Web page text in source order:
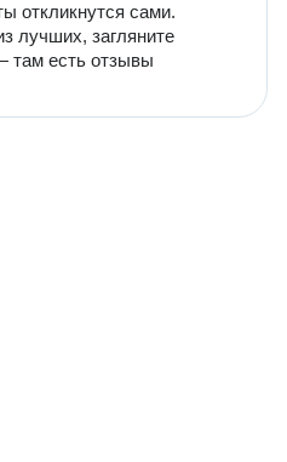
откликнутся сами.
лучших, загляните
там есть отзывы